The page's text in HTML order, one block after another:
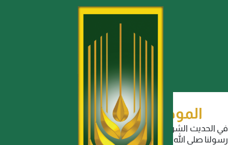
المثالي للربع الثاني
الشريف (من لا يشكر الناس لا يشكر الله) . وكذلك قول
الله عليه وعلى آله وصحبه وسلم (إن الله يحب أحدكم إذا